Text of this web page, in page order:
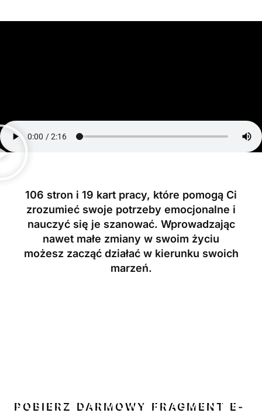
106 stron i 19 kart pracy, które pomogą Ci
zrozumieć swoje potrzeby emocjonalne i
nauczyć się je szanować. Wprowadzając
nawet małe zmiany w swoim życiu
możesz zacząć działać w kierunku swoich
marzeń.
POBIERZ DARMOWY FRAGMENT E-